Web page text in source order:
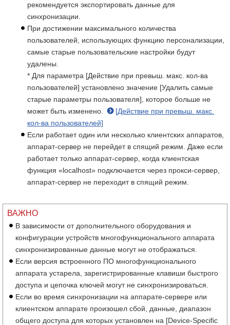
рекомендуется экспортировать данные для
синхронизации.
При достижении максимального количества
пользователей, использующих функцию персонализации,
самые старые пользовательские настройки будут
удалены.
* Для параметра [Действие при превыш. макс. кол-ва
пользователей] установлено значение [Удалить самые
старые параметры пользователя], которое больше не
может быть изменено.
[Действие при превыш. макс.
кол-ва пользователей]
Если работает один или несколько клиентских аппаратов,
аппарат-сервер не перейдет в спящий режим. Даже если
работает только аппарат-сервер, когда клиентская
функция «localhost» подключается через прокси-сервер,
аппарат-сервер не переходит в спящий режим.
ВАЖНО
В зависимости от дополнительного оборудования и
конфигурации устройств многофункционального аппарата
синхронизированные данные могут не отображаться.
Если версия встроенного ПО многофункционального
аппарата устарела, зарегистрированные клавиши быстрого
доступа и цепочка ключей могут не синхронизироваться.
Если во время синхронизации на аппарате-сервере или
клиентском аппарате произошел сбой, данные, диапазон
общего доступа для которых установлен на [Device-Specific